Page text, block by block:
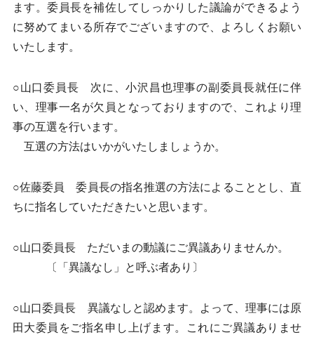
ます。委員長を補佐してしっかりした議論ができるよう
に努めてまいる所存でございますので、よろしくお願い
いたします。
○山口委員長 次に、小沢昌也理事の副委員長就任に伴
い、理事一名が欠員となっておりますので、これより理
事の互選を行います。
互選の方法はいかがいたしましょうか。
○佐藤委員 委員長の指名推選の方法によることとし、直
ちに指名していただきたいと思います。
○山口委員長 ただいまの動議にご異議ありませんか。
〔「異議なし」と呼ぶ者あり〕
○山口委員長 異議なしと認めます。よって、理事には原
田大委員をご指名申し上げます。これにご異議ありませ